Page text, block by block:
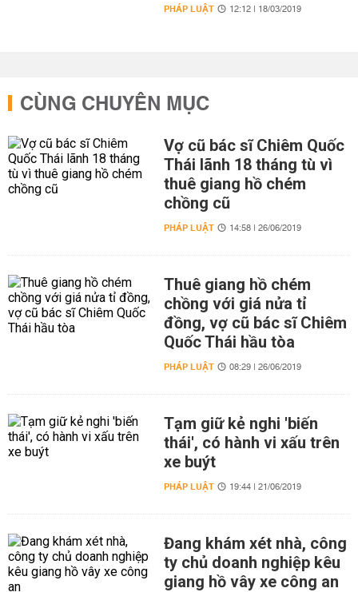
PHÁP LUẬT 12:12 | 18/03/2019
CÙNG CHUYÊN MỤC
Vợ cũ bác sĩ Chiêm Quốc
Thái lãnh 18 tháng tù vì
thuê giang hồ chém
chồng cũ
PHÁP LUẬT 14:58 | 26/06/2019
Thuê giang hồ chém
chồng với giá nửa tỉ
đồng, vợ cũ bác sĩ Chiêm
Quốc Thái hầu tòa
PHÁP LUẬT 08:29 | 26/06/2019
Tạm giữ kẻ nghi 'biến
thái', có hành vi xấu trên
xe buýt
PHÁP LUẬT 19:44 | 21/06/2019
Đang khám xét nhà, công
ty chủ doanh nghiệp kêu
giang hồ vây xe công an